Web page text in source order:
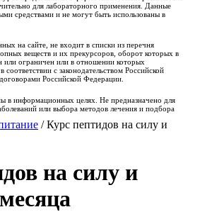
для лабораторного применения. Данные
средствами и не могут быть использованы в
на сайте, не входит в списки из перечня
веществ и их прекурсоров, оборот которых в
или ограничен или в отношении которых
соответствии с законодательством Российской
Российской Федерации.
в информационных целях. Не предназначено для
или выбора методов лечения и подбора
/ Курс пептидов на силу и
на силу и